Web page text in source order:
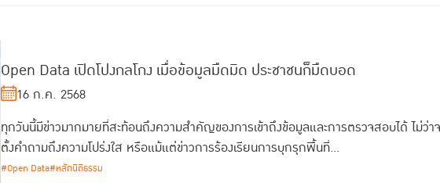
Open Data เปิดโปงกลโกง เมื่อข้อมูลมืดมิด ประชาชนก็มืดบอด
16 ก.ค. 2568
ทุกวันนี้มีข่าวมากมายที่สะท้อนถึงความสำคัญของการเข้าถึงข้อมูลและการตรวจสอบได้ ไม่ว่า
ตั้งคำถามถึงความโปร่งใส หรือแม้แต่ข่าวการร้องเรียนการบุกรุกพื้นที่...
#Open Data#หลักนิติธรรม